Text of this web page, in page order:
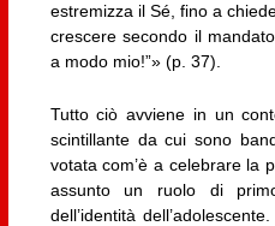
estremizza il Sé, fino a
crescere secondo il
a modo mio!”» (p. 37).
Tutto ciò avviene in un
scintillante da cui sono
votata com’è a celebrare la
assunto un ruolo di
dell’identità